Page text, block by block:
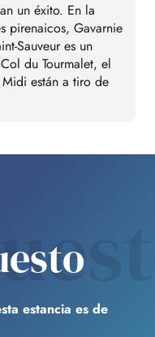
un éxito. En la
pirenaicos, Gavarnie
Sauveur es un
du Tourmalet, el
están a tiro de
estancia es de